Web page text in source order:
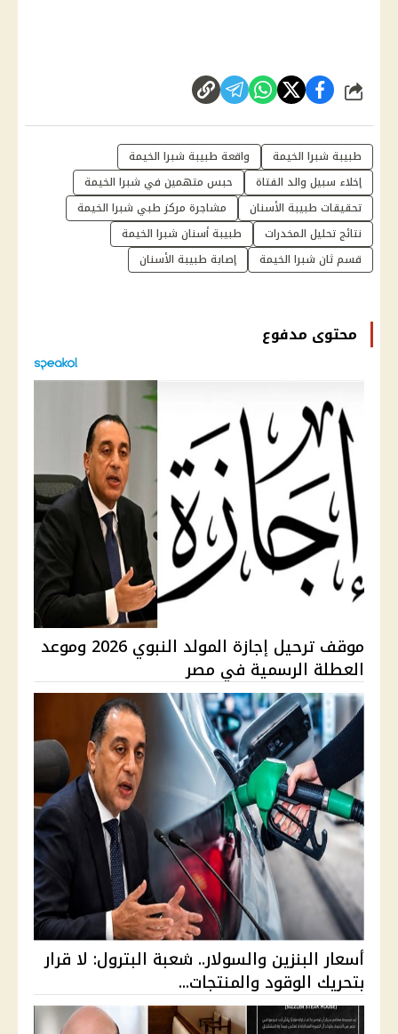
شارك
طبيبة شبرا الخيمة
واقعة طبيبة شبرا الخيمة
إخلاء سبيل والد الفتاة
حبس متهمين في شبرا الخيمة
تحقيقات طبيبة الأسنان
مشاجرة مركز طبي شبرا الخيمة
نتائج تحليل المخدرات
طبيبة أسنان شبرا الخيمة
قسم ثان شبرا الخيمة
إصابة طبيبة الأسنان
محتوى مدفوع
موقف ترحيل إجازة المولد النبوي 2026 وموعد
العطلة الرسمية في مصر
أسعار البنزين والسولار.. شعبة البترول: لا قرار
بتحريك الوقود والمنتجات...